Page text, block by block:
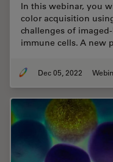
In this webinar, you
color acquisition
challenges of
immune cells. A new
Dec 05, 2022